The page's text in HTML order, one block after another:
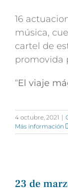
16
música,
cartel de
promovida
“El viaje
4 octubre, 2021 |
Más información
23 de